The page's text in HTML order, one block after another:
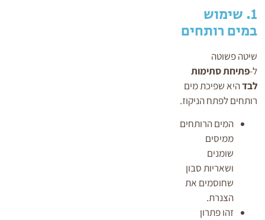
1. שימוש
במים רותחים
שיטה פשוטה
ל-פתיחת סתימות
לבדהיא שפיכת מים
רותחים לפתח הניקוז.
המים הרותחים
ממיסים
שומנים
ושאריות סבון
שחוסמים את
הצנרת.
זהו פתרון